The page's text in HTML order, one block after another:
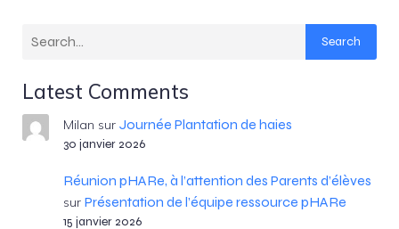
Search
Latest Comments
Milan sur Journée Plantation de haies
30 janvier 2026
Réunion pHARe, à l’attention des Parents d’élèves
sur Présentation de l’équipe ressource pHARe
15 janvier 2026